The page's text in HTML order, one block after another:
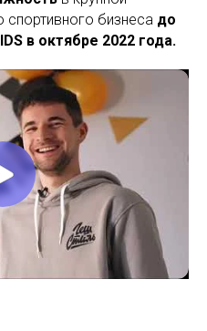
спортивного бизнеса до
в октябре 2022 года.